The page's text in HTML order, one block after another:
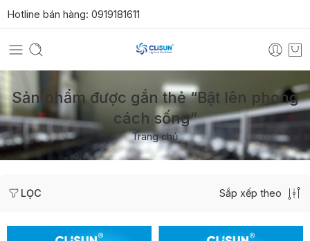
Hotline bán hàng: 0919181611
Sản phẩm được gắn thẻ “Bật lên phong
cách sống”
Trang chủ
LỌC Sắp xếp theo